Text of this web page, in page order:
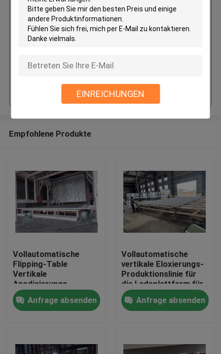
EINREICHUNGEN
Haus
VR Show
Vietnam 380V vertikale
Anodisierung Produktionslinie
für Aluminium
Fortsetzen
Empfohlene Produkte
Vollautomatische
Flipping-Table
Vertikale
Anodisierungs-
Produktionslinie für
Aluminiumprofile
Anfrage absenden
Vollautomatische
vertikale Eloxierungs-
Produktionslinie für
die Ladeplattform für
Aluminiumprofile
Anfrage absenden